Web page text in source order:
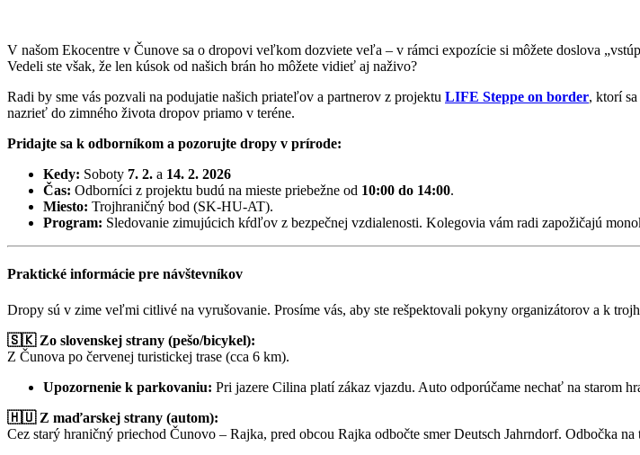
V našom Ekocentre v Čunove sa o dropovi veľkom dozviete veľa – v rámci expozície si môžete doslova
Vedeli ste však, že len kúsok od našich brán ho môžete vidieť aj naživo?
Radi by sme vás pozvali na podujatie našich priateľov a partnerov z projektu LIFE Steppe on border, ktorí
nazrieť do zimného života dropov priamo v teréne.
Pridajte sa k odborníkom a pozorujte dropy v prírode:
Kedy: Soboty 7. 2. a 14. 2. 2026
Čas: Odborníci z projektu budú na mieste priebežne od 10:00 do 14:00.
Miesto: Trojhraničný bod (SK-HU-AT).
Program: Sledovanie zimujúcich kŕdľov z bezpečnej vzdialenosti. Kolegovia vám radi zapožičajú
Praktické informácie pre návštevníkov
Dropy sú v zime veľmi citlivé na vyrušovanie. Prosíme vás, aby ste rešpektovali pokyny organizátorov a k
🇸🇰 Zo slovenskej strany (pešo/bicykel):
Z Čunova po červenej turistickej trase (cca 6 km).
Upozornenie k parkovaniu: Pri jazere Cilina platí zákaz vjazdu. Auto odporúčame nechať na starom
🇭🇺 Z maďarskej strany (autom):
Cez starý hraničný priechod Čunovo – Rajka, pred obcou Rajka odbočte smer Deutsch Jahrndorf. Odbočka